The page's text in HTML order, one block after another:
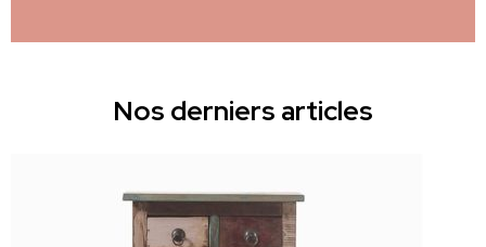
Nos derniers articles